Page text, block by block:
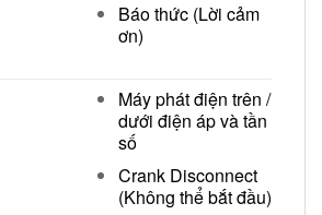
Báo thức (Lời cảm
ơn)
Máy phát điện trên /
dưới điện áp và tần
số
Crank Disconnect
(Không thể bắt đầu)